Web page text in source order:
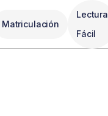
Matriculación
Lectura
Fácil